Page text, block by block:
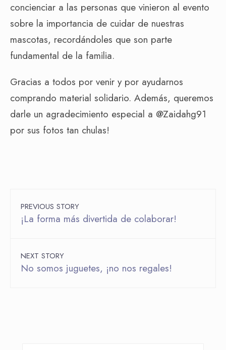
concienciar a las personas que vinieron al evento
sobre la importancia de cuidar de nuestras
mascotas, recordándoles que son parte
fundamental de la familia.
Gracias a todos por venir y por ayudarnos
comprando material solidario. Además, queremos
darle un agradecimiento especial a @Zaidahg91
por sus fotos tan chulas!
PREVIOUS STORY
¡La forma más divertida de colaborar!
NEXT STORY
No somos juguetes, ¡no nos regales!